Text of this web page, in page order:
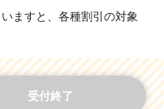
ますと、各種割引の対象
受付終了